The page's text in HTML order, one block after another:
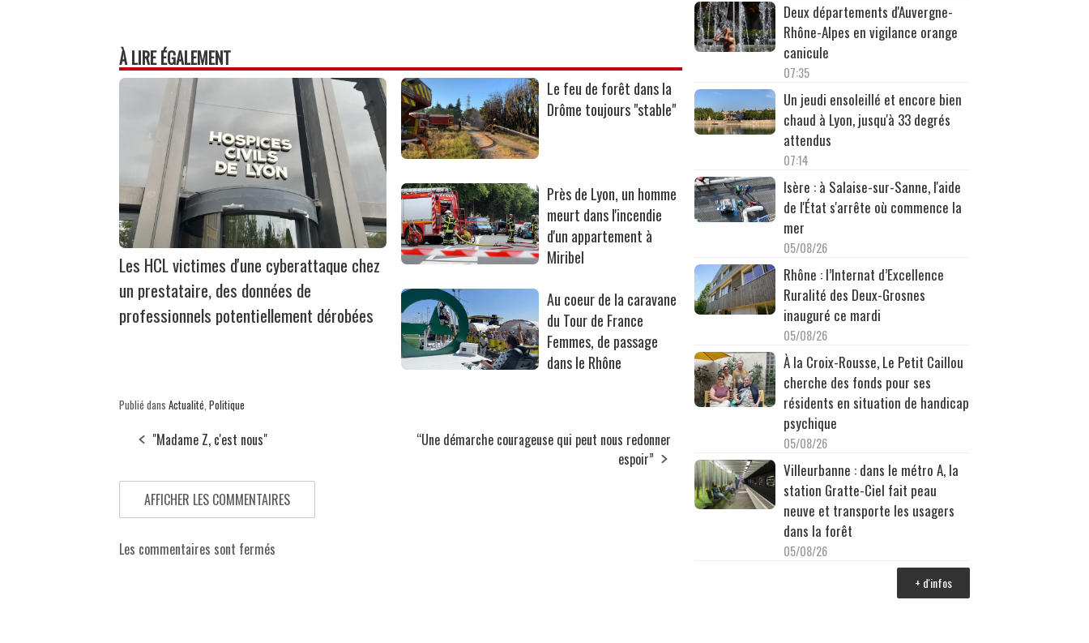
À LIRE ÉGALEMENT
Les HCL victimes d'une cyberattaque chez
un prestataire, des données de
professionnels potentiellement dérobées
Le feu de forêt dans la
Drôme toujours "stable"
Près de Lyon, un homme
meurt dans l'incendie
d'un appartement à
Miribel
Au coeur de la caravane
du Tour de France
Femmes, de passage
dans le Rhône
Publié dans Actualité Politique
"Madame Z, c'est nous"
“Une démarche courageuse qui peut nous redonner
espoir”
AFFICHER LES COMMENTAIRES
Les commentaires sont fermés
Deux départements d'Auvergne-
Rhône-Alpes en vigilance orange
canicule
07:35
Un jeudi ensoleillé et encore bien
chaud à Lyon, jusqu'à 33 degrés
attendus
07:14
Isère : à Salaise-sur-Sanne, l'aide
de l'État s'arrête où commence la
mer
05/08/26
Rhône : l’Internat d’Excellence
Ruralité des Deux-Grosnes
inauguré ce mardi
05/08/26
À la Croix-Rousse, Le Petit Caillou
cherche des fonds pour ses
résidents en situation de handicap
psychique
05/08/26
Villeurbanne : dans le métro A, la
station Gratte-Ciel fait peau
neuve et transporte les usagers
dans la forêt
05/08/26
+ d'infos